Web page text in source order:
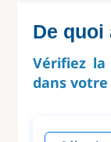
De quoi
Vérifiez la
dans votre